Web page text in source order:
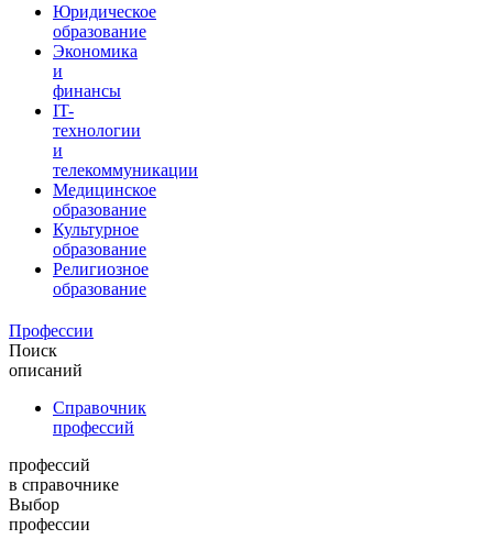
Юридическое
образование
Экономика
и
финансы
IT-
технологии
и
телекоммуникации
Медицинское
образование
Культурное
образование
Религиозное
образование
Профессии
Поиск
описаний
Справочник
профессий
профессий
в справочнике
Выбор
профессии